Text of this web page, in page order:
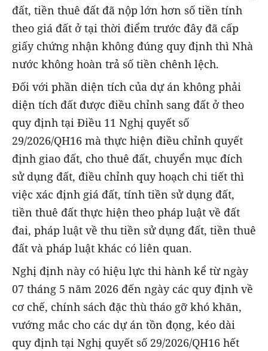
đất, tiền thuê đất đã nộp lớn hơn số tiền tính
theo giá đất ở tại thời điểm trước đây đã cấp
giấy chứng nhận không đúng quy định thì Nhà
nước không hoàn trả số tiền chênh lệch.
Đối với phần diện tích của dự án không phải
diện tích đất được điều chỉnh sang đất ở theo
quy định tại Điều 11 Nghị quyết số
29/2026/QH16 mà thực hiện điều chỉnh quyết
định giao đất, cho thuê đất, chuyển mục đích
sử dụng đất, điều chỉnh quy hoạch chi tiết thì
việc xác định giá đất, tính tiền sử dụng đất,
tiền thuê đất thực hiện theo pháp luật về đất
đai, pháp luật về thu tiền sử dụng đất, tiền thuê
đất và pháp luật khác có liên quan.
Nghị định này có hiệu lực thi hành kể từ ngày
07 tháng 5 năm 2026 đến ngày các quy định về
cơ chế, chính sách đặc thù tháo gỡ khó khăn,
vướng mắc cho các dự án tồn đọng, kéo dài
quy định tại Nghị quyết số 29/2026/QH16 hết